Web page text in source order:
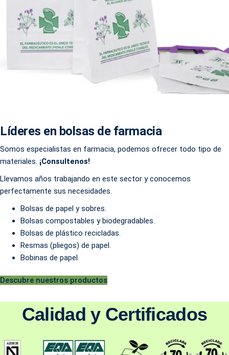
Líderes en bolsas de farmacia
Somos especialistas en farmacia, podemos ofrecer todo tipo de
materiales. ¡Consultenos!
Llevamos años trabajando en este sector y conocemos
perfectamente sus necesidades.
Bolsas de papel y sobres.
Bolsas compostables y biodegradables.
Bolsas de plástico recicladas.
Resmas (pliegos) de papel.
Bobinas de papel.
Descubre nuestros productos
Calidad y Certificados